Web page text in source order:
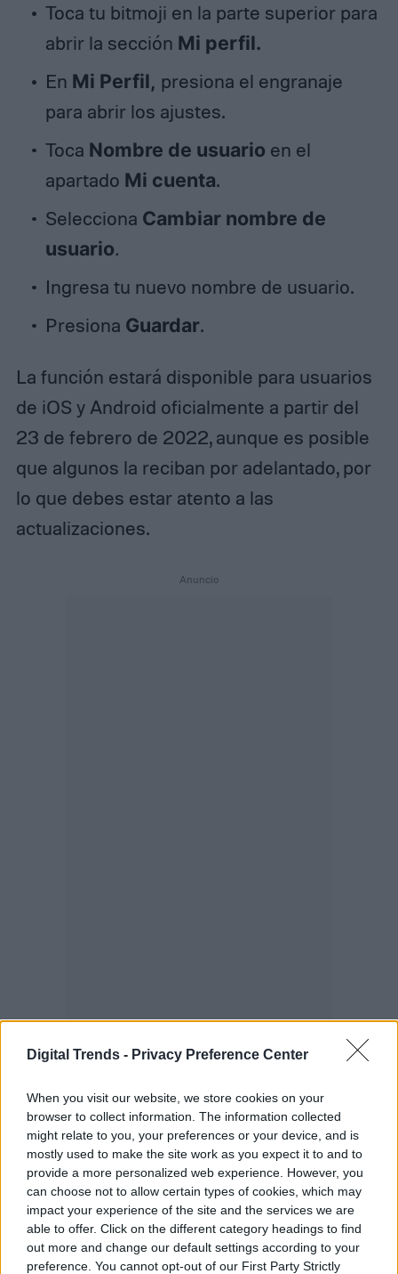
Digital Trends - Privacy Preference Center
When you visit our website, we store cookies on your
browser to collect information. The information collected
might relate to you, your preferences or your device, and is
mostly used to make the site work as you expect it to and to
provide a more personalized web experience. However, you
can choose not to allow certain types of cookies, which may
impact your experience of the site and the services we are
able to offer. Click on the different category headings to find
out more and change our default settings according to your
preference. You cannot opt-out of our First Party Strictly
Toca tu bitmoji en la parte superior para
abrir la sección Mi perfil.
En Mi Perfil, presiona el engranaje
para abrir los ajustes.
Toca Nombre de usuario en el
apartado Mi cuenta.
Selecciona Cambiar nombre de
usuario.
Ingresa tu nuevo nombre de usuario.
Presiona Guardar.
La función estará disponible para usuarios
de iOS y Android oficialmente a partir del
23 de febrero de 2022, aunque es posible
que algunos la reciban por adelantado, por
lo que debes estar atento a las
actualizaciones.
Cómo cambiar tu nombre de
perfil en Snapchat